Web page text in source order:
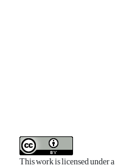
This work is licensed under a